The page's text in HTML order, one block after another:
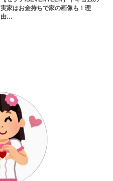
実家はお金持ちで家の画像も！理
由…